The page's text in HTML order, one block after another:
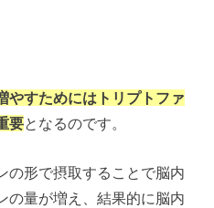
やすためにはトリプトファ
要となるのです。
の形で摂取することで脳内
の量が増え、結果的に脳内